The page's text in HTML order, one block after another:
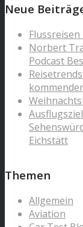
Neue
Norbert
Podcast
Eichstätt
Themen
Allgemein
Aviation